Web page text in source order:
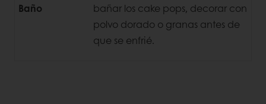
Baño
bañar los cake pops, decorar con
polvo dorado o granas antes de
que se enfrié.